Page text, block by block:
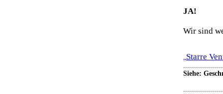
JA!
Wir sind
Starre
Siehe: